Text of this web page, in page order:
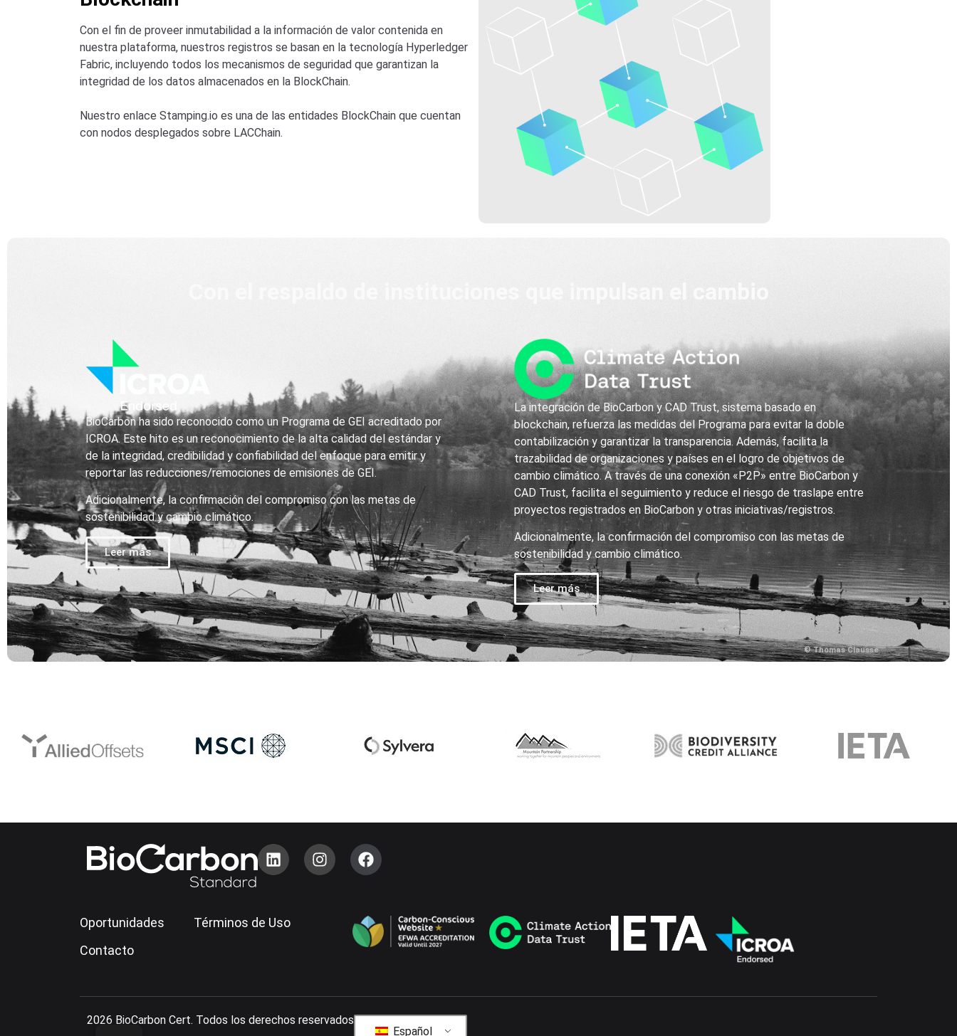
Con el fin de proveer inmutabilidad a la información de valor contenida en
nuestra plataforma, nuestros registros se basan en la tecnología Hyperledger
Fabric, incluyendo todos los mecanismos de seguridad que garantizan la
integridad de los datos almacenados en la BlockChain.
Nuestro enlace Stamping.io es una de las entidades BlockChain que cuentan
con nodos desplegados sobre LACChain.
BioCarbon ha sido reconocido como un Programa de GEI acreditado por
ICROA. Este hito es un reconocimiento de la alta calidad del estándar y
de la integridad, credibilidad y confiabilidad del enfoque para emitir y
reportar las reducciones/remociones de emisiones de GEI.
Adicionalmente, la confirmación del compromiso con las metas de
sostenibilidad y cambio climático.
Leer más
La integración de BioCarbon y CAD Trust, sistema basado en
blockchain, refuerza las medidas del Programa para evitar la doble
contabilización y garantizar la transparencia. Además, facilita la
trazabilidad de organizaciones y países en el logro de objetivos de
cambio climático. A través de una conexión «P2P» entre BioCarbon y
CAD Trust, facilita el seguimiento y reduce el riesgo de traslape entre
proyectos registrados en BioCarbon y otras iniciativas/registros.
Adicionalmente, la confirmación del compromiso con las metas de
sostenibilidad y cambio climático.
Leer más
© Thomas Clausse
Oportunidades
Contacto
Términos de Uso
2026 BioCarbon Cert. Todos los derechos reservados
Español